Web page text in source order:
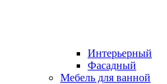
Интерьерный
Фасадный
Мебель для ванной